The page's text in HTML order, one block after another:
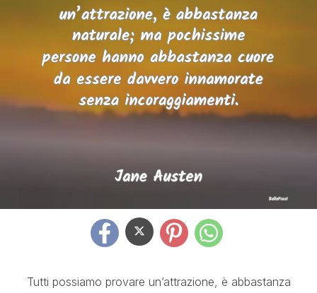
Tutti possiamo provare un’attrazione, è abbastanza